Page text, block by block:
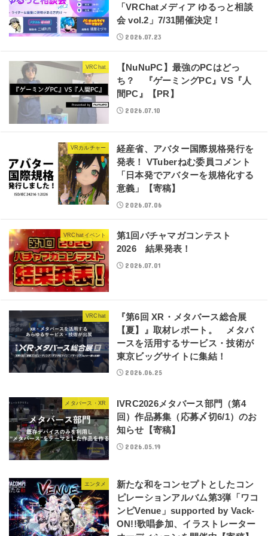
「VRChatメディア ゆるっと相談
会 vol.2」7/31開催決定！
2026.07.23
VRChat
【NuNuPC】最強のPCはどっ
ち？ 『ゲーミングPC』VS『人
間PC』【PR】
2026.07.10
VRカルチャー
経産省、アバター国際規格発行を
発表！ VTuberねむ委員コメント
「日本発でアバターを規格化する
意義」【寄稿】
2026.07.06
VRChatイベント
第1回バチャマガコンテスト
2026 結果発表！
2026.07.01
VRChat
『第6回 XR・メタバース総合展
【夏】』取材レポート。 メタバ
ースを活用するサービス・技術が
東京ビッグサイトに集結！
2026.06.25
メタバース・XR
IVRC2026メタバース部門（第4
回）作品募集（応募〆切6/1）のお
知らせ【寄稿】
2026.05.19
エンタメ
新たな和をコンセプトとしたコン
ピレーションアルバム第3弾「ワコ
ンピVenue」supported by Vack-
ON!!歌唱参加、イラストレーター